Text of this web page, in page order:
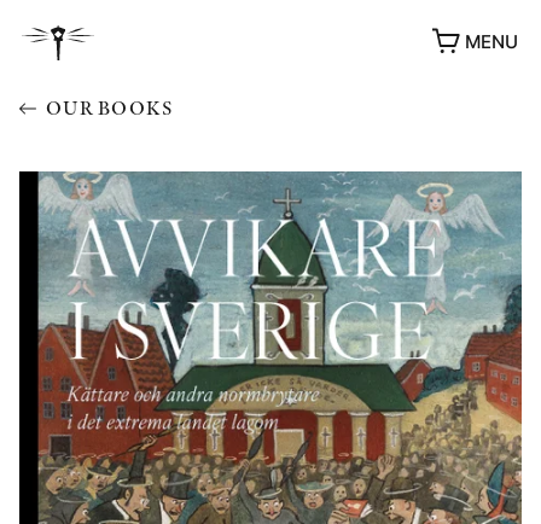
MENU
OUR BOOKS